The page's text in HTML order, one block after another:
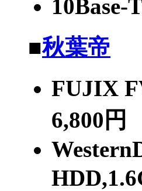
■秋葉帝
FUJIX
6,800円